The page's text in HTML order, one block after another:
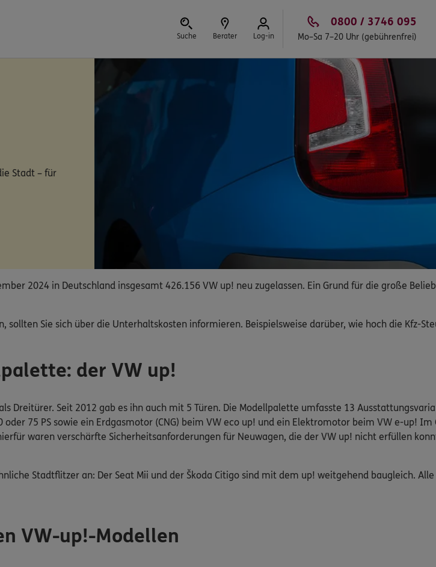
Suche Berater Log-in
0800 / 3746 095
Mo–Sa 7–20 Uhr (gebührenfrei)
Stadt – für
2024 in Deutschland insgesamt 426.156 VW up! neu zugelassen. Ein Grund für die große
sollten Sie sich über die Unterhaltskosten informieren. Beispielsweise darüber, wie hoch die Kfz-
der VW up!
Dreitürer. Seit 2012 gab es ihn auch mit 5 Türen. Die Modellpalette umfasste 13
75 PS sowie ein Erdgasmotor (CNG) beim VW eco up! und ein Elektromotor beim VW e-up!
waren verschärfte Sicherheitsanforderungen für Neuwagen, die der VW up! nicht erfüllen
Stadtflitzer an: Der Seat Mii und der Škoda Citigo sind mit dem up! weitgehend baugleich.
VW-up!-Modellen